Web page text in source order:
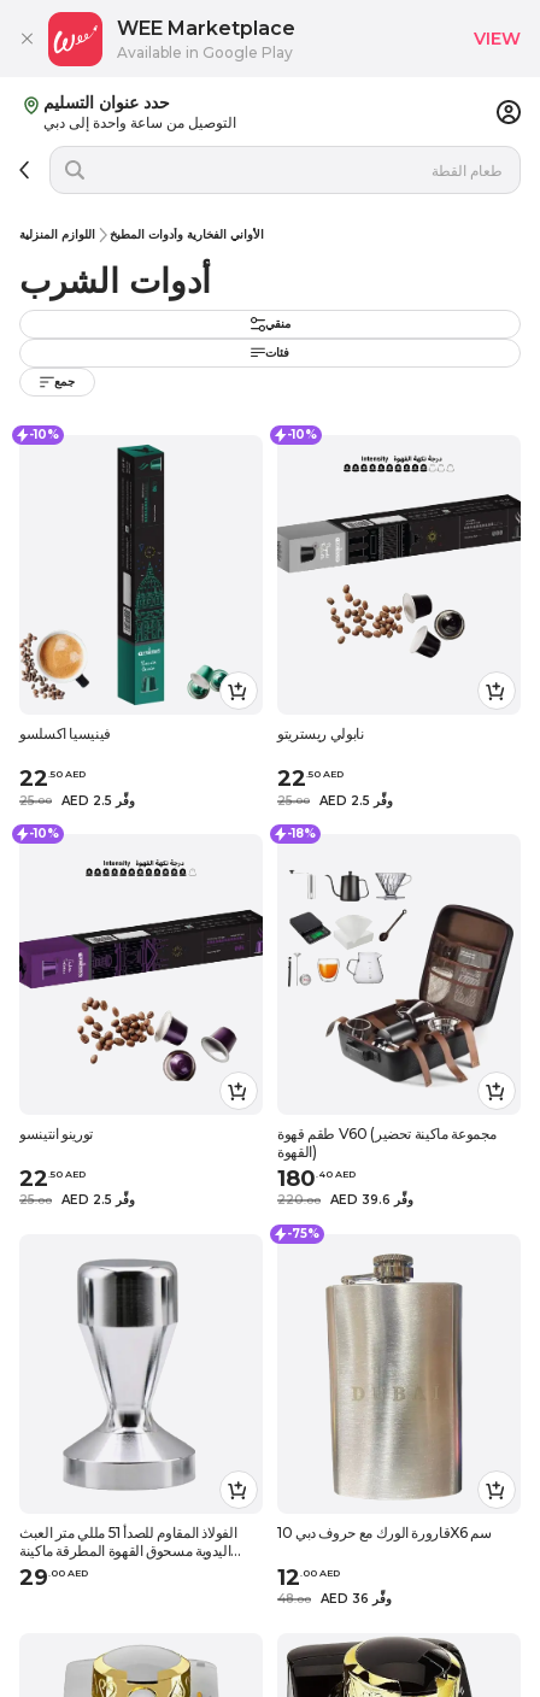
حدد عنوان التسليم
التوصيل من ساعة واحدة إلى دبي
اللوازم المنزلية الأواني الفخارية وأدوات المطبخ
أدوات الشرب
منقي
فئات
جمع
-10%
فينيسيا اكسلسو
22.50 AED
25.00 AED 2.5 وفِّر
-10%
نابولي ريستريتو
22.50 AED
25.00 AED 2.5 وفِّر
-10%
تورينو انتينسو
22 50 AED
25.00 AED 2.5 وفِّر
-18%
طقم قهوة V60 (مجموعة ماكينة تحضير
القهوة)
180 40 AED
220.00 AED 39.6 وفِّر
الفولاذ المقاوم للصدأ 51 مللي متر العبث
اليدوية مسحوق القهوة المطرقة ماكينة
الاسبريسو مقهى أدوات باريستا ملحقات
الآلة
29 00 AED
-75%
قارورة الورك مع حروف دبي 10X6 سم
12 00 AED
48.00 AED 36 وفِّر
WEE Marketplace
Available in Google Play
VIEW